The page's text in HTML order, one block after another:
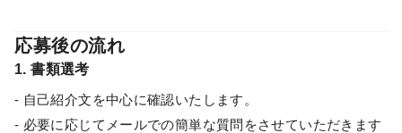
応募後の流れ
1. 書類選考
- 自己紹介文を中心に確認いたします。
- 必要に応じてメールでの簡単な質問をさせていただきます